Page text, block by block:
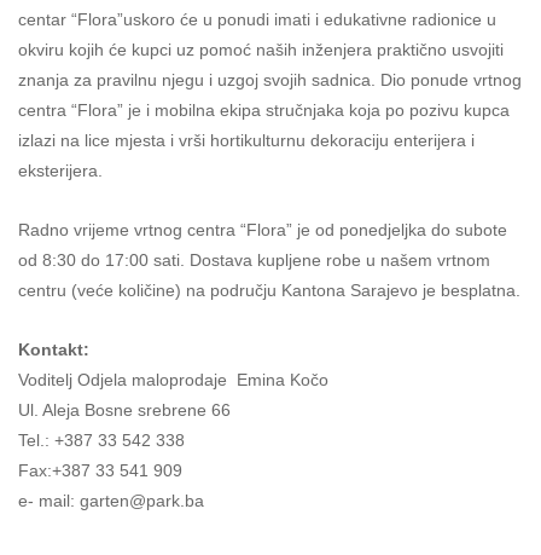
centar “Flora”uskoro će u ponudi imati i edukativne radionice u
okviru kojih će kupci uz pomoć naših inženjera praktično usvojiti
znanja za pravilnu njegu i uzgoj svojih sadnica. Dio ponude vrtnog
centra “Flora” je i mobilna ekipa stručnjaka koja po pozivu kupca
izlazi na lice mjesta i vrši hortikulturnu dekoraciju enterijera i
eksterijera.
Radno vrijeme vrtnog centra “Flora” je od ponedjeljka do subote
od 8:30 do 17:00 sati. Dostava kupljene robe u našem vrtnom
centru (veće količine) na području Kantona Sarajevo je besplatna.
Kontakt:
Voditelj Odjela maloprodaje Emina Kočo
Ul. Aleja Bosne srebrene 66
Tel.: +387 33 542 338
Fax:+387 33 541 909
e- mail: garten@park.ba